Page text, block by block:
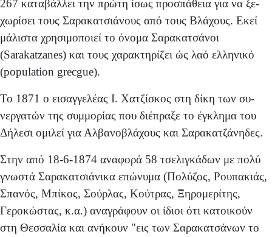
267 καταβάλλει την πρώτη ίσως προσπάθεια για να ξε­
χωρίσει τους Σαρακατσιάνους από τους Βλάχους. Εκεί
μά­λιστα χρησιμοποιεί το όνομα Σαρακατσάνοι
(Sarakatzanes) και τους χαρακτηρίζει ώς λαό ελληνικό
(population grecgue).
To 1871 ο εισαγγελέας I. Χατζίσκος στη δίκη των συ­
νεργατών της συμμορίας που διέπραξε το έγκλημα του
Δήλεσι ομιλεί για Αλβανοβλάχους και Σαρακατζάνηδες.
Στην από 18-6-1874 αναφορά 58 τσελιγκάδων με πο­λύ
γνωστά Σαρακατσιάνικα επώνυμα (Πολύζος, Ρουπα­κιάς,
Σπανός, Μπίκος, Σούρλας, Κούτρας, Ξηρομερίτης,
Γεροκώστας, κ.α.) αναγράφουν οι ίδιοι ότι κατοικούν
στη Θεσσαλία και ανήκουν "εις των Σαρακατσάνων το